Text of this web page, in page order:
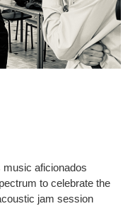
aficionados
to celebrate the
jam session